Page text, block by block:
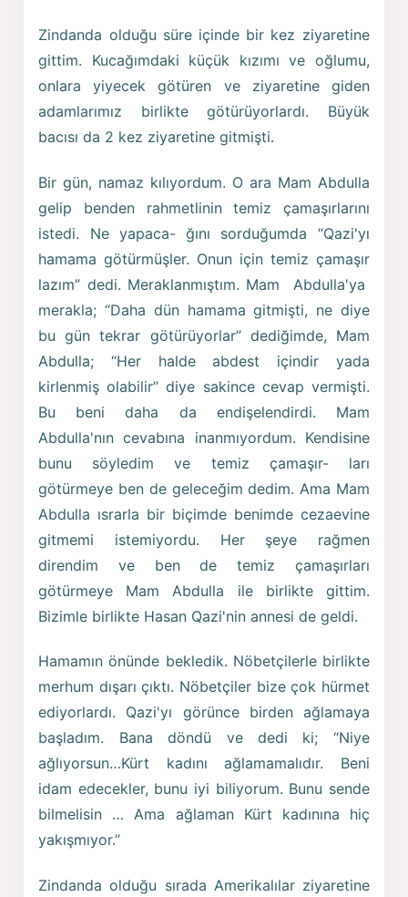
Zindanda olduğu süre içinde bir kez ziyaretine
gittim. Kucağımdaki küçük kızımı ve oğlumu,
onlara yiyecek götüren ve ziyaretine giden
adamlarımız birlikte götürüyorlardı. Büyük
bacısı da 2 kez ziyaretine gitmişti.
Bir gün, namaz kılıyordum. O ara Mam Abdulla
gelip benden rahmetlinin temiz çamaşırlarını
istedi. Ne yapaca- ğını sorduğumda “Qazi'yı
hamama götürmüşler. Onun için temiz çamaşır
lazım” dedi. Meraklanmıştım. Mam Abdulla'ya
merakla; “Daha dün hamama gitmişti, ne diye
bu gün tekrar götürüyorlar” dediğimde, Mam
Abdulla; “Her halde abdest içindir yada
kirlenmiş olabilir” diye sakince cevap vermişti.
Bu beni daha da endişelendirdi. Mam
Abdulla'nın cevabına inanmıyordum. Kendisine
bunu söyledim ve temiz çamaşır- ları
götürmeye ben de geleceğim dedim. Ama Mam
Abdulla ısrarla bir biçimde benimde cezaevine
gitmemi istemiyordu. Her şeye rağmen
direndim ve ben de temiz çamaşırları
götürmeye Mam Abdulla ile birlikte gittim.
Bizimle birlikte Hasan Qazi'nin annesi de geldi.
Hamamın önünde bekledik. Nöbetçilerle birlikte
merhum dışarı çıktı. Nöbetçiler bize çok hürmet
ediyorlardı. Qazi'yı görünce birden ağlamaya
başladım. Bana döndü ve dedi ki; “Niye
ağlıyorsun…Kürt kadını ağlamamalıdır. Beni
idam edecekler, bunu iyi biliyorum. Bunu sende
bilmelisin … Ama ağlaman Kürt kadınına hiç
yakışmıyor.”
Zindanda olduğu sırada Amerikalılar ziyaretine